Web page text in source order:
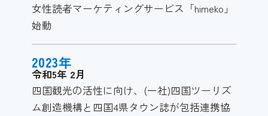
女性読者マーケティングサービス「himeko」
始動
2023年
令和5年 2月
四国観光の活性に向け、(一社)四国ツーリズ
ム創造機構と四国4県タウン誌が包括連携協